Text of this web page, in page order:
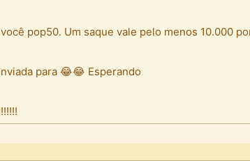
pop50. Um saque vale pelo menos 10.000
para 😂😂 Esperando